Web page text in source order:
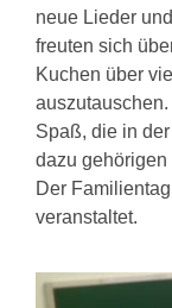
neue Lieder
freuten sich
Kuchen über
Spaß, die in
dazu
Der
veranstaltet.